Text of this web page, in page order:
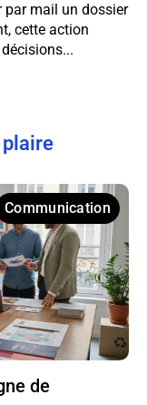
par mail un dossier
cette action
Communication
de